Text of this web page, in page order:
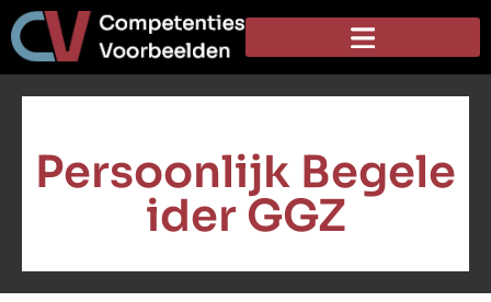
Persoonlijk Begele
ider GGZ